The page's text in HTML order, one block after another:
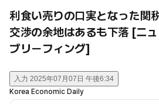
利食い売りの口実となった関
交渉の余地はあるも下落 [ニ
ブリーフィング]
入力 2025年07月07日 午後6:34
Korea Economic Daily